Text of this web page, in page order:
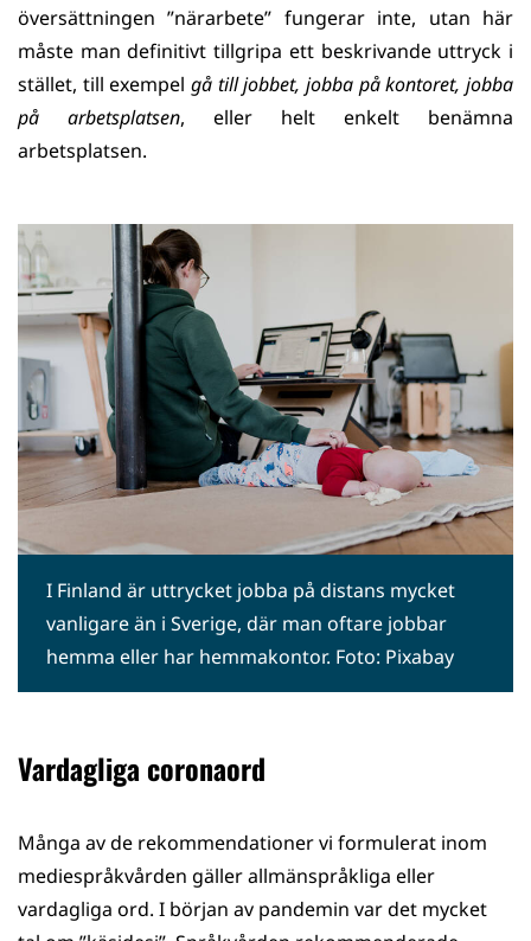
översättningen ”närarbete” fungerar inte, utan här
måste man definitivt tillgripa ett beskrivande uttryck i
stället, till exempel gå till jobbet, jobba på kontoret, jobba
på arbetsplatsen, eller helt enkelt benämna
arbetsplatsen.
I Finland är uttrycket jobba på distans mycket
vanligare än i Sverige, där man oftare jobbar
hemma eller har hemmakontor. Foto: Pixabay
Vardagliga coronaord
Många av de rekommendationer vi formulerat inom
mediespråkvården gäller allmänspråkliga eller
vardagliga ord. I början av pandemin var det mycket